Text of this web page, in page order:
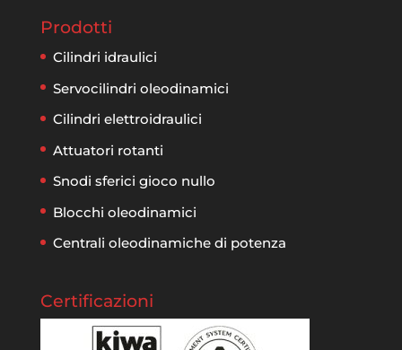
Prodotti
Cilindri idraulici
Servocilindri oleodinamici
Cilindri elettroidraulici
Attuatori rotanti
Snodi sferici gioco nullo
Blocchi oleodinamici
Centrali oleodinamiche di potenza
Certificazioni